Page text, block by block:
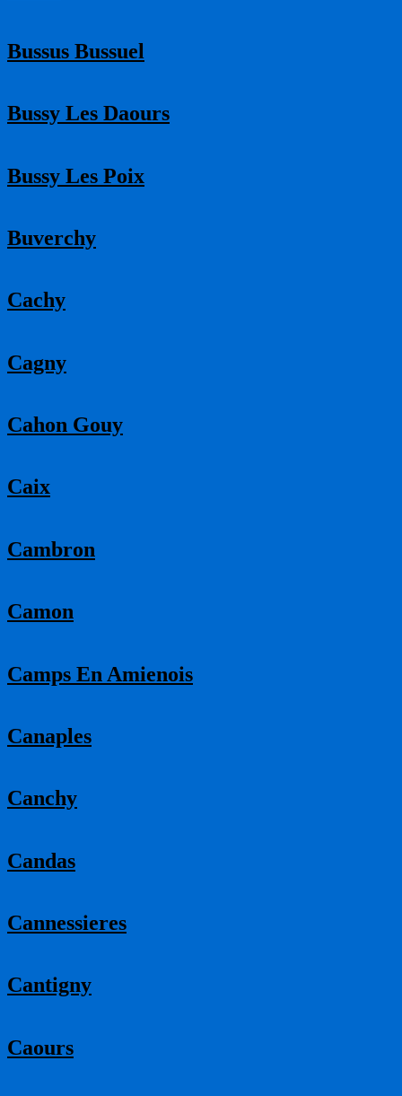
Bussus Bussuel
Bussy Les Daours
Bussy Les Poix
Buverchy
Cachy
Cagny
Cahon Gouy
Caix
Cambron
Camon
Camps En Amienois
Canaples
Canchy
Candas
Cannessieres
Cantigny
Caours